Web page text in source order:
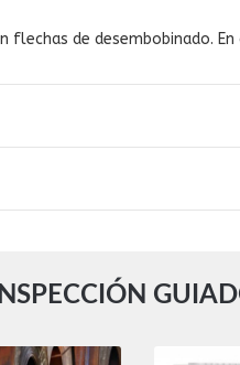
de desembobinado. En